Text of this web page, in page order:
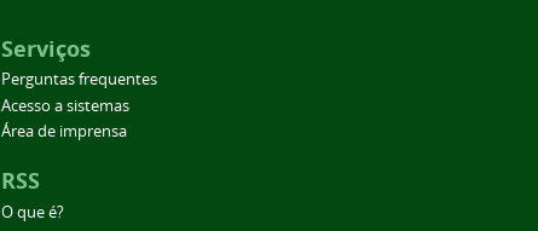
Serviços
Perguntas frequentes
Acesso a sistemas
Área de imprensa
RSS
O que é?